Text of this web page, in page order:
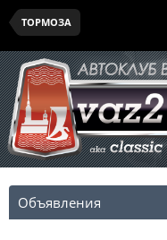
ТОРМОЗА
Объявления